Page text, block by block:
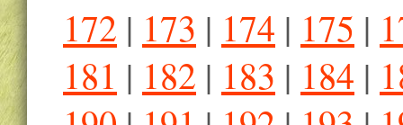
172 | 173 | 174 | 175 |
181 | 182 | 183 | 184 |